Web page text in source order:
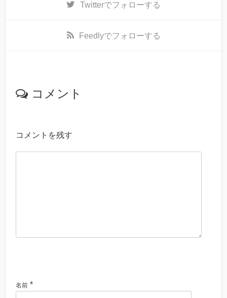
Twitterでフォローする
Feedlyでフォローする
コメント
コメントを残す
名前 *